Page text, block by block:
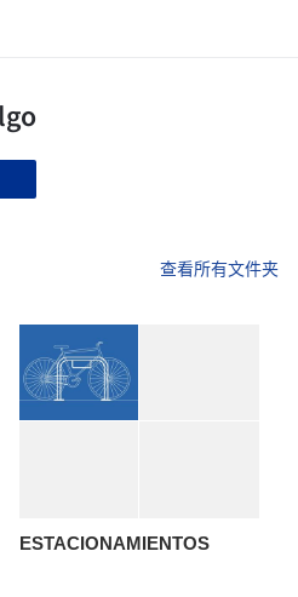
查看所有文件夹
ESTACIONAMIENTOS